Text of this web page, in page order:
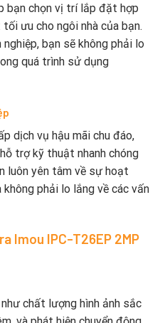
bạn chọn vị trí lắp đặt hợp
ưu cho ngôi nhà của bạn.
bạn sẽ không phải lo
quá trình sử dụng
dịch vụ hậu mãi chu đáo,
trợ kỹ thuật nhanh chóng
luôn yên tâm về sự hoạt
phải lo lắng về các vấn
Imou IPC-T26EP 2MP
chất lượng hình ảnh sắc